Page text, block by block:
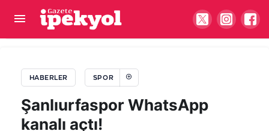
HABERLER SPOR
Şanlıurfaspor WhatsApp
kanalı açtı!
KARAS, Şanlıurfa'nın gururu oldu: Madalyalarla